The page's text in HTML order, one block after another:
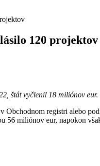
120 projektov
štát vyčlenil 18 miliónov
registri alebo
miliónov eur, napokon